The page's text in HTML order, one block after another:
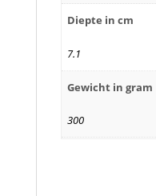
Diepte in cm
7.1
Gewicht in gram
300